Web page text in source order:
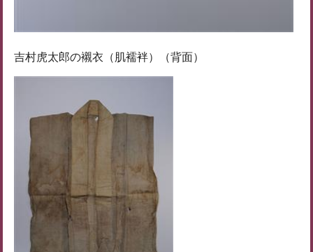
吉村虎太郎の襯衣（肌襦袢）（背面）